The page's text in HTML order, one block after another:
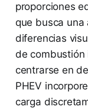
proporciones
que busca una
diferencias
de combustión
centrarse en
PHEV
carga